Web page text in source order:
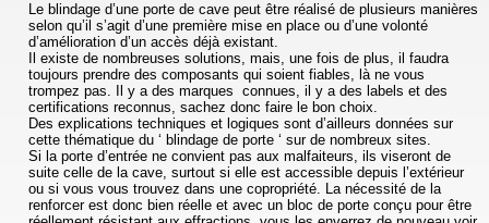
Le blindage d’une porte de cave peut être réalisé de plusieurs manières
selon qu’il s’agit d’une première mise en place ou d’une volonté
d’amélioration d’un accès déjà existant.
Il existe de nombreuses solutions, mais, une fois de plus, il faudra
toujours prendre des composants qui soient fiables, là ne vous
trompez pas. Il y a des marques connues, il y a des labels et des
certifications reconnus, sachez donc faire le bon choix.
Des explications techniques et logiques sont d’ailleurs données sur
cette thématique du ‘ blindage de porte ‘ sur de nombreux sites.
Si la porte d’entrée ne convient pas aux malfaiteurs, ils viseront de
suite celle de la cave, surtout si elle est accessible depuis l’extérieur
ou si vous vous trouvez dans une copropriété. La nécessité de la
renforcer est donc bien réelle et avec un bloc de porte conçu pour être